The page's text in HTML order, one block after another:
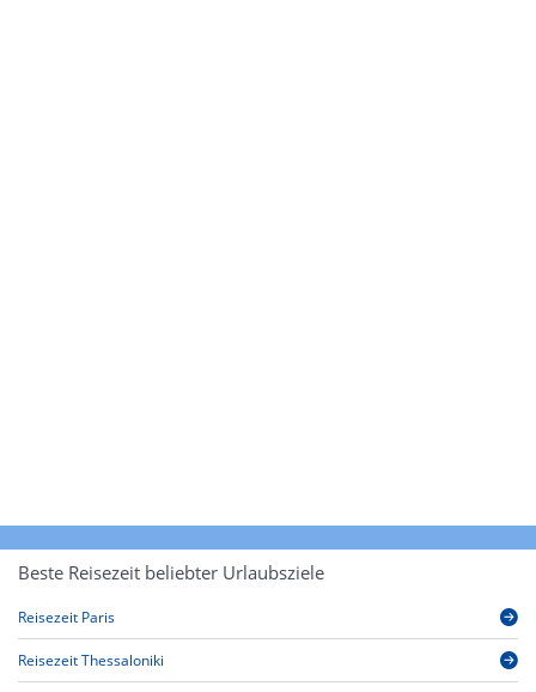
Beste Reisezeit beliebter Urlaubsziele
Reisezeit Paris
Reisezeit Thessaloniki